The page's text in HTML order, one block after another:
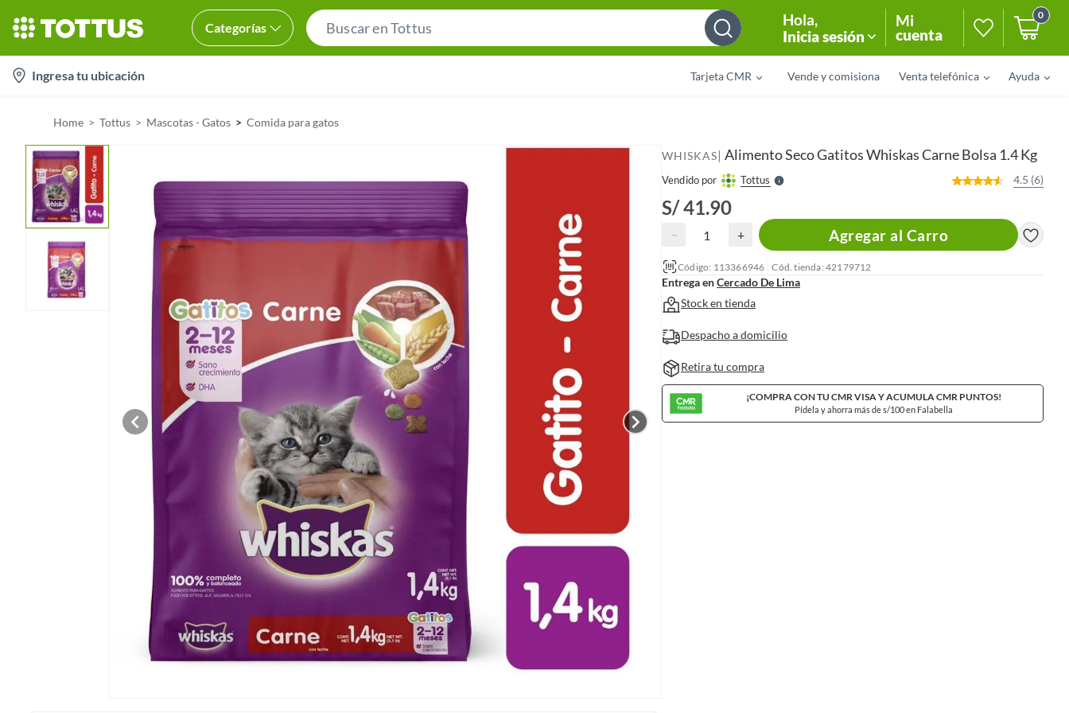
Categorías
e
B
Hola,
Inicia sesión
Mi
cuenta
0
Ingresa tu ubicación Tarjeta CMR Vende y comisiona Venta telefónica Ayuda
Home Tottus Mascotas - Gatos Comida para gatos
WHISKAS| Alimento Seco Gatitos Whiskas Carne Bolsa 1.4 Kg
Vendido por Tottus S
l
l
4.5 (6)
S/ 41.90
− + Agregar al Carro
Código: 113366946 Cód. tienda: 42179712
Entrega enCercado De Lima
Stock en tienda
Despacho a domicilio
Retira tu compra
¡COMPRA CON TU CMR VISA Y ACUMULA CMR PUNTOS!
Pídela y ahorra más de s/100 en Falabella